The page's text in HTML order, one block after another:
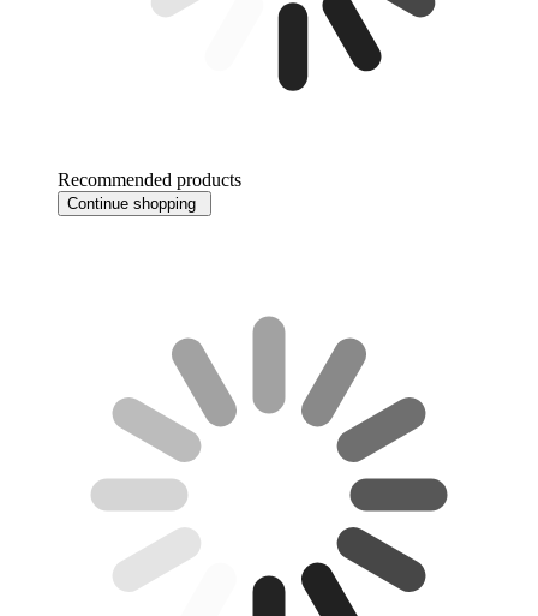
Recommended products
Continue shopping